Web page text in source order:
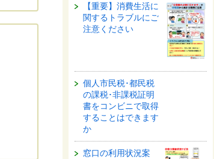
【重要】消費生活に
関するトラブルにご
注意ください
個人市民税･都民税
の課税･非課税証明
書をコンビニで取得
することはできます
か
窓口の利用状況案